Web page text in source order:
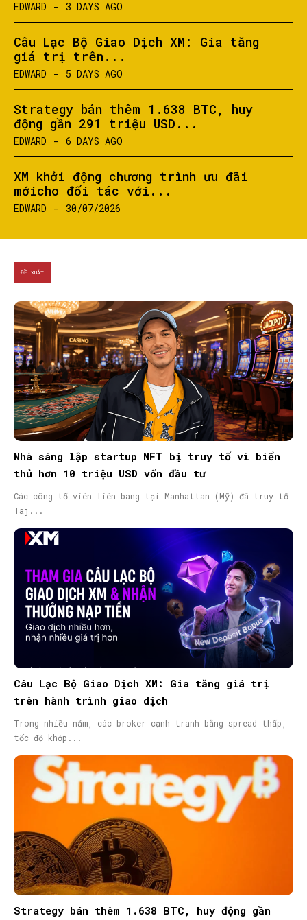
EDWARD - 3 DAYS AGO
Câu Lạc Bộ Giao Dịch XM: Gia tăng
giá trị trên...
EDWARD - 5 DAYS AGO
Strategy bán thêm 1.638 BTC, huy
động gần 291 triệu USD...
EDWARD - 6 DAYS AGO
XM khởi động chương trình ưu đãi
mớicho đối tác với...
EDWARD - 30/07/2026
ĐỀ XUẤT
Nhà sáng lập startup NFT bị truy tố vì biển
thủ hơn 10 triệu USD vốn đầu tư
Các công tố viên liên bang tại Manhattan (Mỹ) đã truy tố
Taj...
Câu Lạc Bộ Giao Dịch XM: Gia tăng giá trị
trên hành trình giao dịch
Trong nhiều năm, các broker cạnh tranh bằng spread thấp,
tốc độ khớp...
Strategy bán thêm 1.638 BTC, huy động gần